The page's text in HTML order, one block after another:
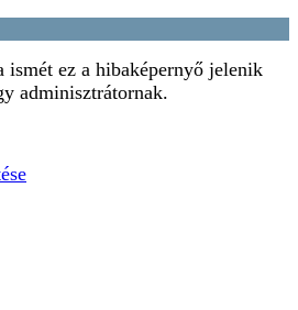
ez a hibaképernyő jelenik
adminisztrátornak.